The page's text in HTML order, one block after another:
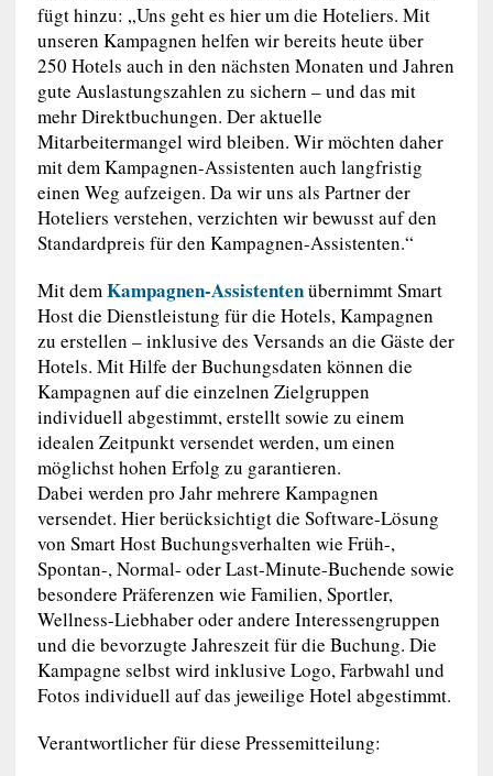
fügt hinzu: „Uns geht es hier um die Hoteliers. Mit
unseren Kampagnen helfen wir bereits heute über
250 Hotels auch in den nächsten Monaten und Jahren
gute Auslastungszahlen zu sichern – und das mit
mehr Direktbuchungen. Der aktuelle
Mitarbeitermangel wird bleiben. Wir möchten daher
mit dem Kampagnen-Assistenten auch langfristig
einen Weg aufzeigen. Da wir uns als Partner der
Hoteliers verstehen, verzichten wir bewusst auf den
Standardpreis für den Kampagnen-Assistenten.“
Mit demKampagnen-Assistentenübernimmt Smart
Host die Dienstleistung für die Hotels, Kampagnen
zu erstellen – inklusive des Versands an die Gäste der
Hotels. Mit Hilfe der Buchungsdaten können die
Kampagnen auf die einzelnen Zielgruppen
individuell abgestimmt, erstellt sowie zu einem
idealen Zeitpunkt versendet werden, um einen
möglichst hohen Erfolg zu garantieren.
Dabei werden pro Jahr mehrere Kampagnen
versendet. Hier berücksichtigt die Software-Lösung
von Smart Host Buchungsverhalten wie Früh-,
Spontan-, Normal- oder Last-Minute-Buchende sowie
besondere Präferenzen wie Familien, Sportler,
Wellness-Liebhaber oder andere Interessengruppen
und die bevorzugte Jahreszeit für die Buchung. Die
Kampagne selbst wird inklusive Logo, Farbwahl und
Fotos individuell auf das jeweilige Hotel abgestimmt.
Verantwortlicher für diese Pressemitteilung: